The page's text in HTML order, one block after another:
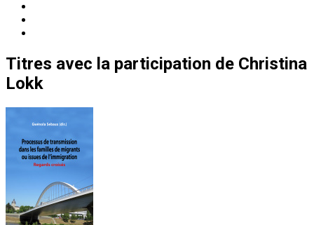
Titres avec la participation de Christina
Lokk